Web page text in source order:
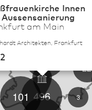
19
114
3
22
101 496
Innen
am Main
Architekten, Frankfurt